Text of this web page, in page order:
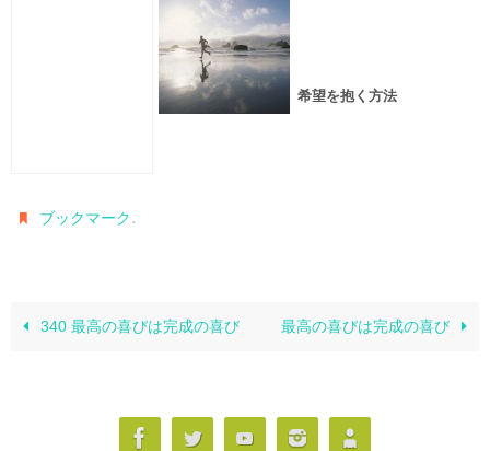
希望を抱く方法
ブックマーク.
340 最高の喜びは完成の喜び 最高の喜びは完成の喜び